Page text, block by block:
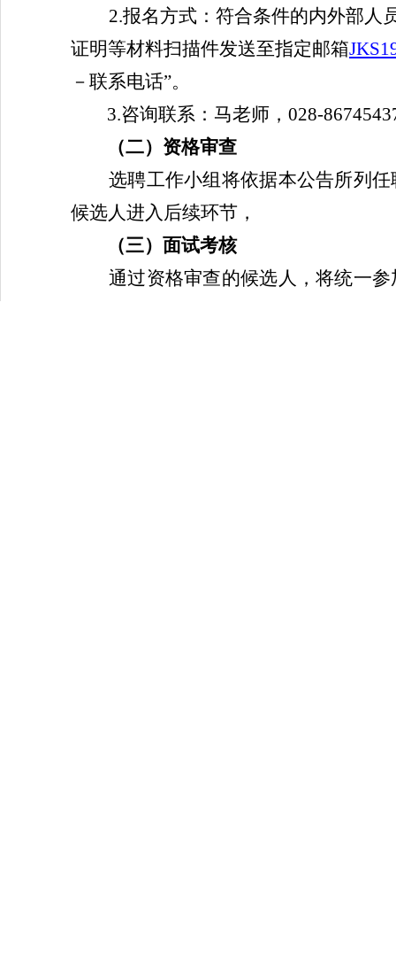
2.报名方式：符合条件的内外部人
证明等材料扫描件发送至指定邮箱
－联系电话”。
3.咨询联系：马老师，028-
（二）资格审查
选聘工作小组将依据本公告所列
候选人进入后续环节，
（三） 面试考核
通过资格审查的候选人，将统一